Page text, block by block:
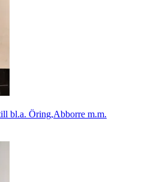
bl.a. Öring,Abborre m.m.